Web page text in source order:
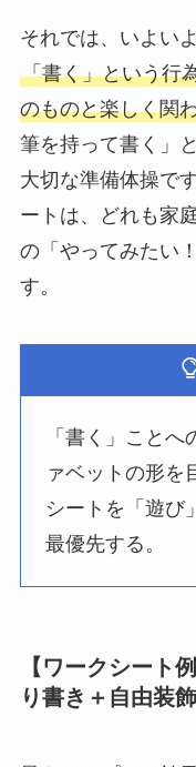
それでは、いよい
「書く」という行
のものと楽しく関
筆を持って書く」
大切な準備体操で
ートは、どれも家
の「やってみたい
す。
「書く」こと
ァベットの形を
シートを「遊び
最優先する。
【ワークシート
り書き＋自由装飾